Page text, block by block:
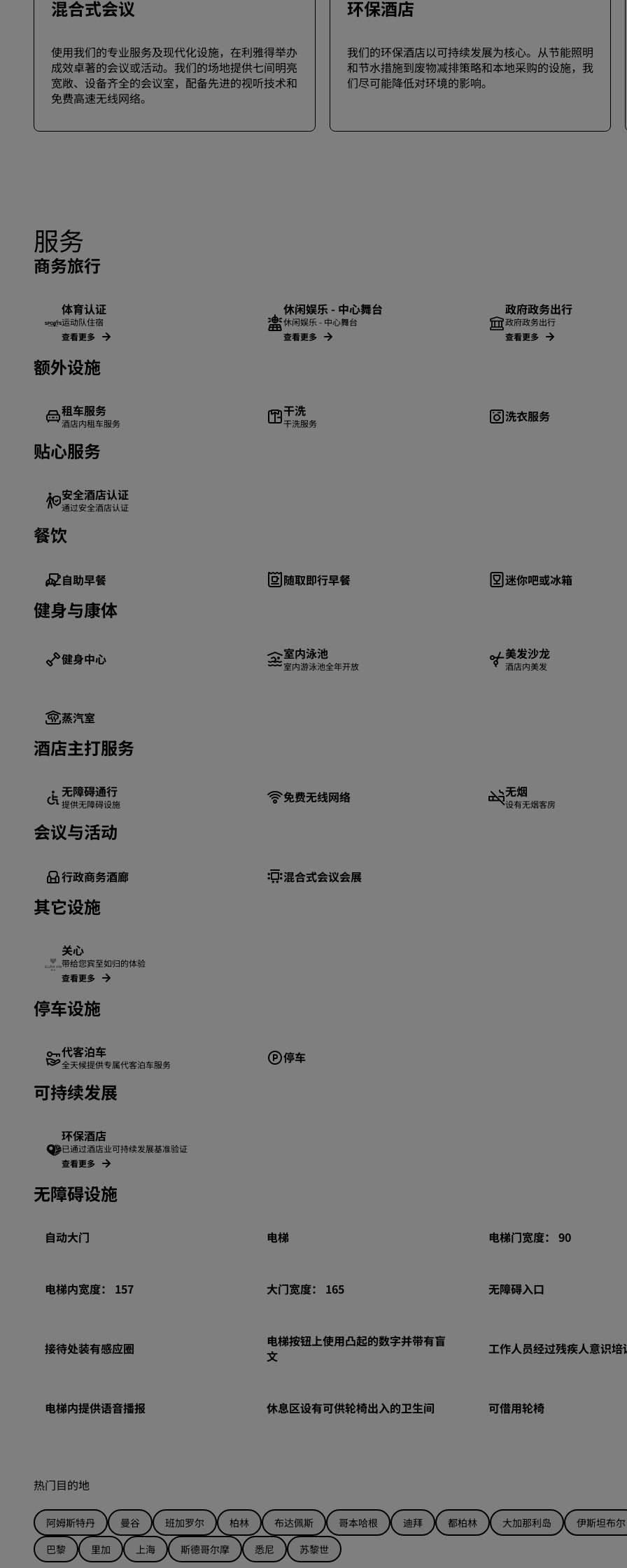
混合式会议
使用我们的专业服务及现代化设施，在利雅得举办
成效卓著的会议或活动。我们的场地提供七间明亮
宽敞、设备齐全的会议室，配备先进的视听技术和
免费高速无线网络。
环保酒店
我们的环保酒店以可持续发展为核心。从节能照明
和节水措施到废物减排策略和本地采购的设施，我
们尽可能降低对环境的影响。
服务
商务旅行
体育认证
运动队住宿
查看更多
休闲娱乐 - 中心舞台
休闲娱乐 - 中心舞台
查看更多
政府政务出行
政府政务出行
查看更多
额外设施
租车服务
酒店内租车服务
干洗
干洗服务 洗衣服务
贴心服务
安全酒店认证
通过安全酒店认证
餐饮
自助早餐 随取即行早餐 迷你吧或冰箱
健身与康体
健身中心 室内泳池
室内游泳池全年开放
美发沙龙
酒店内美发
蒸汽室
酒店主打服务
无障碍通行
提供无障碍设施 免费无线网络 无烟
设有无烟客房
会议与活动
行政商务酒廊 混合式会议会展
其它设施
关心
带给您宾至如归的体验
查看更多
停车设施
代客泊车
全天候提供专属代客泊车服务 停车
可持续发展
环保酒店
已通过酒店业可持续发展基准验证
查看更多
无障碍设施
自动大门 电梯 电梯门宽度： 90
电梯内宽度： 157 大门宽度： 165 无障碍入口
接待处装有感应圈
电梯按钮上使用凸起的数字并带有盲
文
工作人员经过残疾人意识培
电梯内提供语音播报 休息区设有可供轮椅出入的卫生间 可借用轮椅
热门目的地
阿姆斯特丹 曼谷 班加罗尔 柏林 布达佩斯 哥本哈根 迪拜 都柏林 大加那利岛
伊斯坦布尔
巴黎
里加 上海 斯德哥尔摩 悉尼 苏黎世